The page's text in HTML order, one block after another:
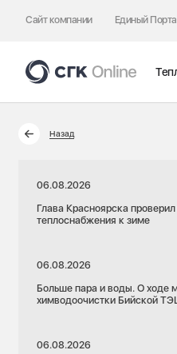
Сайт компании Единый
Назад
06.08.2026
Глава Красноярска
теплоснабжения к зиме
06.08.2026
Больше пара и воды. О ходе
химводоочистки Бийской
06.08.2026